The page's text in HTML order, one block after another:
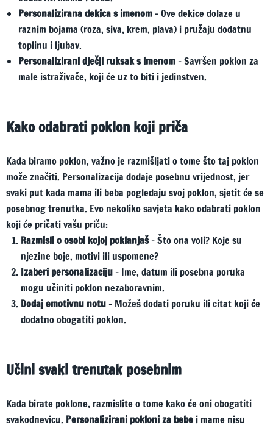
Personalizirana dekica s imenom– Ove dekice dolaze u
raznim bojama (roza, siva, krem, plava) i pružaju dodatnu
toplinu i ljubav.
Personalizirani dječji ruksak s imenom– Savršen poklon za
male istraživače, koji će uz to biti i jedinstven.
Kako odabrati poklon koji priča
Kada biramo poklon, važno je razmišljati o tome što taj poklon
može značiti. Personalizacija dodaje posebnu vrijednost, jer
svaki put kada mama ili beba pogledaju svoj poklon, sjetit će se
posebnog trenutka. Evo nekoliko savjeta kako odabrati poklon
koji će pričati vašu priču:
Razmisli o osobi kojoj poklanjaš– Što ona voli? Koje su
njezine boje, motivi ili uspomene?
Izaberi personalizaciju– Ime, datum ili posebna poruka
mogu učiniti poklon nezaboravnim.
Dodaj emotivnu notu– Možeš dodati poruku ili citat koji će
dodatno obogatiti poklon.
Učini svaki trenutak posebnim
Kada birate poklone, razmislite o tome kako će oni obogatiti
svakodnevicu. Personalizirani pokloni za bebe i mame nisu